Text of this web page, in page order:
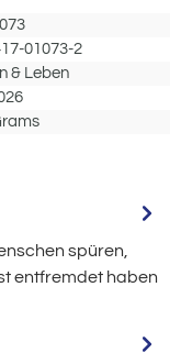
01073-2
& Leben
spüren,
entfremdet haben